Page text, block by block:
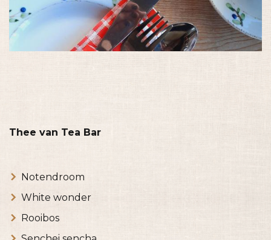
Thee van Tea Bar
Notendroom
White wonder
Rooibos